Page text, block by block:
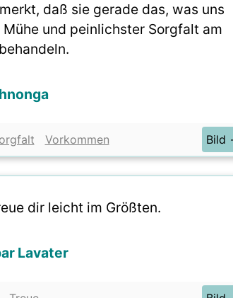
daß sie gerade das, was uns
und peinlichster Sorgfalt am
Vorkommen Bild
dir leicht im Größten.
Lavater